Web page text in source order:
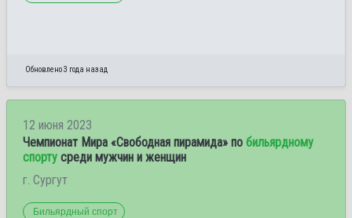
Обновлено 3 года назад
12 июня 2023
Чемпионат Мира «Свободная пирамида» по бильярдному
спорту среди мужчин и женщин
г. Сургут
Бильярдный спорт